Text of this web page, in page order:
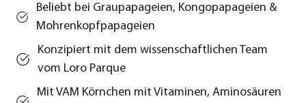
Beliebt bei Graupapageien, Kongopapageien &
Mohrenkopfpapageien
Konzipiert mit dem wissenschaftlichen Team
vom Loro Parque
Mit VAM Körnchen mit Vitaminen, Aminosäuren